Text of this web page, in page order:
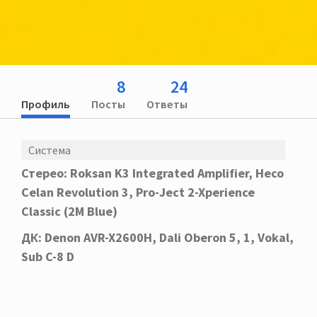
Профиль
8
Посты
24
Ответы
Система
Стерео: Roksan K3 Integrated Amplifier, Heco
Celan Revolution 3, Pro-Ject 2-Xperience
Classic (2M Blue)
ДК: Denon AVR-X2600H, Dali Oberon 5, 1, Vokal,
Sub C-8 D